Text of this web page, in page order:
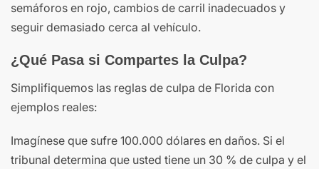
semáforos en rojo, cambios de carril inadecuados y
seguir demasiado cerca al vehículo.
¿Qué Pasa si Compartes la Culpa?
Simplifiquemos las reglas de culpa de Florida con
ejemplos reales:
Imagínese que sufre 100.000 dólares en daños. Si el
tribunal determina que usted tiene un 30 % de culpa y el